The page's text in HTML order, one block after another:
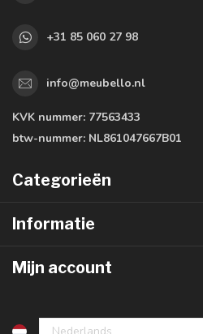
+31 85 060 27 98
info@meubello.nl
KVK nummer: 77563433
btw-nummer: NL861047667B01
Categorieën
Informatie
Mijn account